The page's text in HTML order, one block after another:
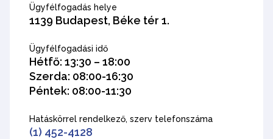
Ügyfélfogadás helye
1139 Budapest, Béke tér 1.
Ügyfélfogadási idő
Hétfő: 13:30 – 18:00
Szerda: 08:00-16:30
Péntek: 08:00-11:30
Hatáskörrel rendelkező, szerv telefonszáma
(1) 452-4128